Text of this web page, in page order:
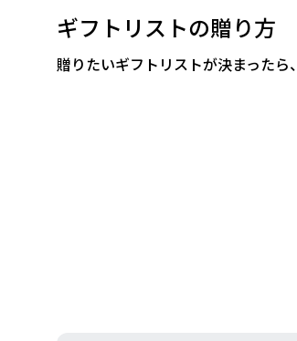
ギフトリストの贈り方
贈りたいギフトリストが決まった